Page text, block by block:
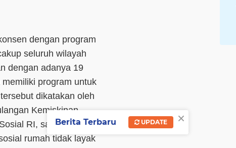
dengan program
seluruh wilayah
dengan adanya 19
program untuk
dikatakan oleh
Kemiskinan
RI, saat acara
rumah tidak layak
×
Berita Terbaru UPDATE